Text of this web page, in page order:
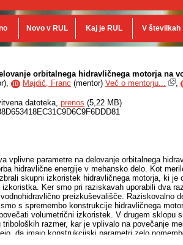
Novo v RUL Kaj je RUL V številkah
orbitalnega hidravličnega motorja na
), ID Majdič, Franc (mentor) Več o mentorju... ,
datoteka, prenos (5,22 MB)
vplivne parametre na delovanje orbitalnega
hidravlične energije v mehansko delo. Kot
skupni izkoristek hidravličnega motorja, ki je
izkoristka. Ker smo pri raziskavah uporabili dva
preizkuševališče. Raziskovalno
s spremembo konstrukcije hidravličnega
volumetrični izkoristek. V drugem sklopu
razmer, kar je vplivalo na povečanje
da imajo konstrukcijski parametri zelo